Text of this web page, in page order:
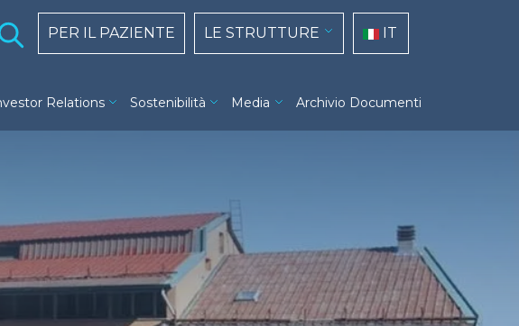
Holding top navigation
PER IL PAZIENTE LE STRUTTURE IT
Relations Sostenibilità Media Archivio Documenti